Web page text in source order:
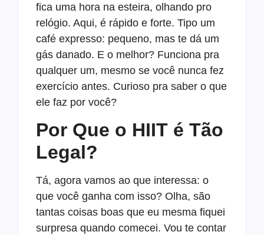
fica uma hora na esteira, olhando pro
relógio. Aqui, é rápido e forte. Tipo um
café expresso: pequeno, mas te dá um
gás danado. E o melhor? Funciona pra
qualquer um, mesmo se você nunca fez
exercício antes. Curioso pra saber o que
ele faz por você?
Por Que o HIIT é Tão
Legal?
Tá, agora vamos ao que interessa: o
que você ganha com isso? Olha, são
tantas coisas boas que eu mesma fiquei
surpresa quando comecei. Vou te contar